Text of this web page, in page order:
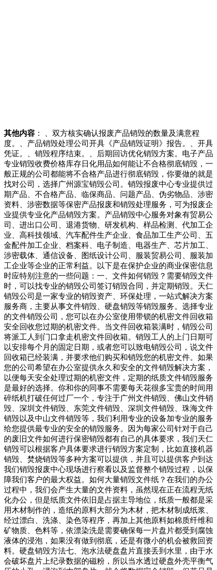
其他内容 ： 、双方核实确认报废产品销毁的数量及满意程
度。、产品销毁处理公司开具《产品销毁证明》报告。、开具
凭证。、销毁程序结束。、后期回访优化销毁方案。电子产品
专业销毁收费价格库存日化用品如何能让不合格彻底销毁，一
般正规的公司都能将不合格产品进行彻底销毁，你要做的就是
找对公司，选择广州源宝销毁公司。销毁报废中心专业提供过
期产品、不合格产品、临保商品、问题产品、伪劣物品、涉密
资料、涉密数据等保密产品报废和销毁处理服务，可为报废企
业提供专业化产品销毁方案。产品销毁中心服务对象有贸易公
司、进出口公司、退港货物、研发机构、样品检测、代加工企
业、高科技领域、汽车配件生产企业、食品加工生产公司、五
金配件加工企业、档案科、电子制造、电器生产、芯片加工、
涉密载体、通信设备、图纸设计公司、服装贸易公司、服装加
工企业等企业的正常利益。以下是在保护企业的商业保密信息
时应特别注意的一些问题：一、文件如何销毁？需要销毁文件
时，可以找专业的销毁公司签订销毁合同，并定期销毁。天仁
销毁公司是一家专业的销毁资产、环保处理，一站式解决方案
服务商，主要从事文件销毁、硬盘销毁等销毁服务。选择专业
的文件销毁公司，您可以在办公室使用带锁的机密文件回收箱
安全回收您过期的机密文件。当文件回收箱装满时，销毁公司
将派工人到门口拿走机密文件回收箱。销毁工人的上门日期可
以安排每个月的固定日期，或者您可以致电销毁公司，说文件
回收箱已经装满，并要求他们购买和销毁您的机密文件。如果
您的公司希望在办公室提供永久和安全的文件销毁解决方案，
以便每天安全处理过期的机密文件，定期的纸质文件销毁服务
是最好的选择。你和你的同事不需要每天花很多宝贵的时间用
碎纸机打破任何过厂一个，专注于广州文件销毁、佛山文件销
毁、深圳文件销毁、东莞文件销毁、深圳文件销毁、珠海文件
销毁以及中山文件销毁等，我们利用专业的设备加专业的服务
给您提供最专业的安全的销毁服务。因为每家公司针对于自己
的废旧文件如何进行保密销毁都有自己的具体要求，我们天仁
销毁可以根据客户具体要求进行销毁方案定制，比如直接机器
销毁、焚烧销毁等多种方案可以提供，并且可以提供客户到达
我们销毁报废中心现场进行察看以及监督整个销毁过程，以保
障我们客户的最大权益。如何大量销毁文件纸？在我们的办公
过程中，我们会产生大量的文件资料，虽然现在正在流程无纸
化办公，但是纸质文件依旧是占据主导地位，纸质一般都是采
用木材制作的，造纸的原料大部分为木材，把木材制成纸浆、
经过漂白、洗涤、染色等程序，再加上其他原料如棉质纤维和
矿物质、色料等，依漂染洗是需要确保每一片盘片都受到腐蚀
液体的浸泡，如果没有做到彻底，还是有微小的机会被救回资
料。硬盘销毁方法七、泡水法硬盘盘片直接丢到水里，由于水
会破坏盘片上纪录数据的磁粉，所以当水透过硬盘外壳平衡气